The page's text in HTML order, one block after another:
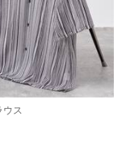
ウス